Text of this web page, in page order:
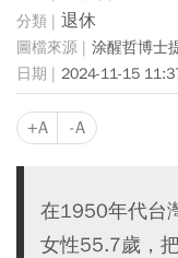
退休
涂醒哲博士
2024-11-15
+A -A
在1950年代台
女性55.7歲，